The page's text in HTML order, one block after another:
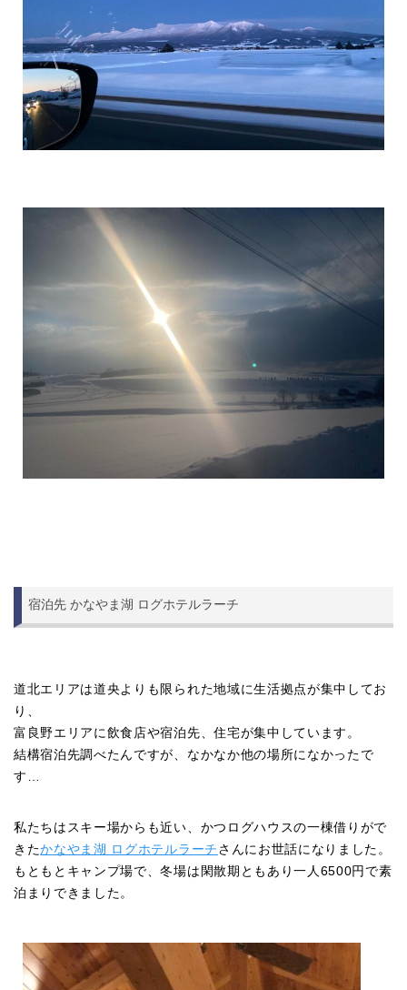
宿泊先 かなやま湖 ログホテルラーチ
道北エリアは道央よりも限られた地域に生活拠点が集中してお
り、
富良野エリアに飲食店や宿泊先、住宅が集中しています。
結構宿泊先調べたんですが、なかなか他の場所になかったで
す…
私たちはスキー場からも近い、かつログハウスの一棟借りがで
きたかなやま湖 ログホテルラーチ さんにお世話になりました。
もともとキャンプ場で、冬場は閑散期ともあり一人6500円で素
泊まりできました。